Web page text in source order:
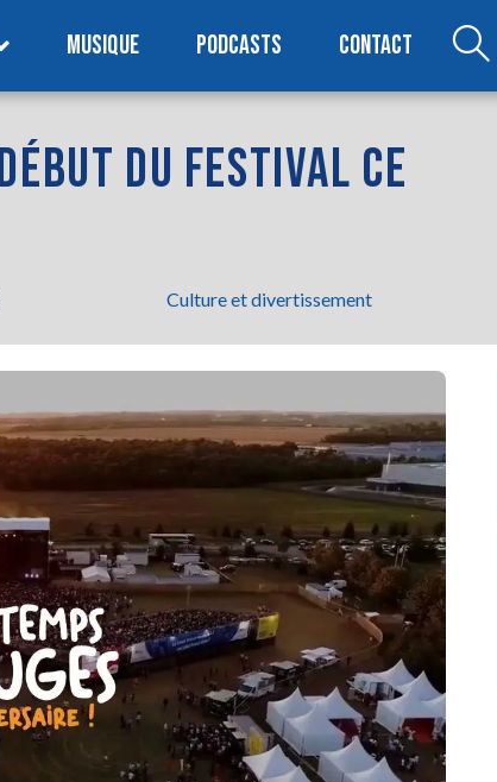
MUSIQUE PODCASTS CONTACT
DU FESTIVAL CE
Culture et divertissement